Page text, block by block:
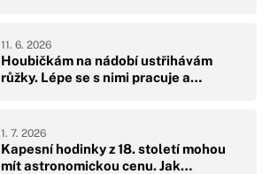
Houbičkám na nádobí ustřihávám
růžky. Lépe se s nimi pracuje a…
11. 6. 2026
Kapesní hodinky z 18. století mohou
mít astronomickou cenu. Jak…
1. 7. 2026